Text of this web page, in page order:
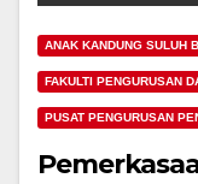
ANAK KANDUNG SULUH
FAKULTI PENGURUSAN
PUSAT PENGURUSAN